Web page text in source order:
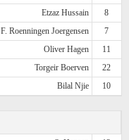
Etzaz Hussain
8
F. Roenningen Joergensen
7
Oliver Hagen
11
Torgeir Boerven
22
Bilal Njie 10